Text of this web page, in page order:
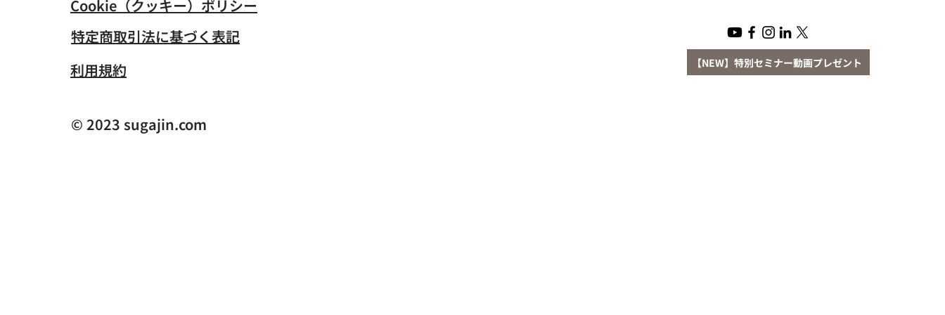
Cookie（クッキー）ポリシー
特定商取引法に基づく表記
​利用規約
© 2023 sugajin.com
【NEW】特別セミナー動画プレゼント